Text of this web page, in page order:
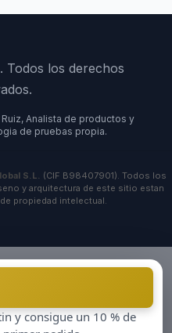
los derechos
Analista de productos y
de pruebas propia.
S.L. (CIF B98407901). Todos los
y arquitectura de este sitio estan
propiedad intelectual.
irte…
y consigue un 10 % de